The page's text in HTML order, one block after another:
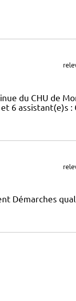
du CHU de
6 assistant(e)s :
Démarches